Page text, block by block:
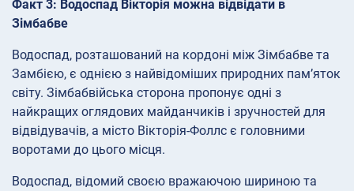
Факт 3: Водоспад Вікторія можна відвідати в
Зімбабве
Водоспад, розташований на кордоні між Зімбабве та
Замбією, є однією з найвідоміших природних пам’яток
світу. Зімбабвійська сторона пропонує одні з
найкращих оглядових майданчиків і зручностей для
відвідувачів, а місто Вікторія-Фоллс є головними
воротами до цього місця.
Водоспад, відомий своєю вражаючою шириною та